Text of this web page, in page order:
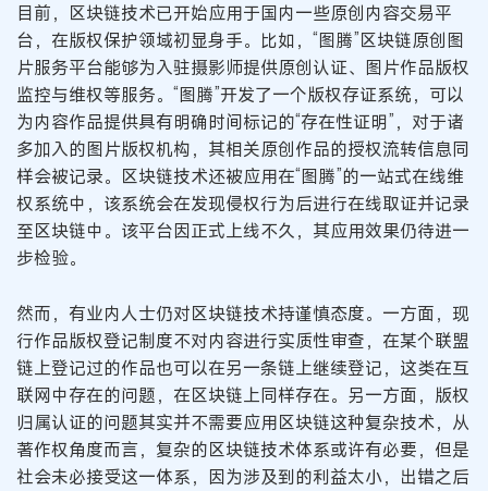
目前，区块链技术已开始应用于国内一些原创内容交易平
台，在版权保护领域初显身手。比如，“图腾”区块链原创图
片服务平台能够为入驻摄影师提供原创认证、图片作品版权
监控与维权等服务。“图腾”开发了一个版权存证系统，可以
为内容作品提供具有明确时间标记的“存在性证明”，对于诸
多加入的图片版权机构，其相关原创作品的授权流转信息同
样会被记录。区块链技术还被应用在“图腾”的一站式在线维
权系统中，该系统会在发现侵权行为后进行在线取证并记录
至区块链中。该平台因正式上线不久，其应用效果仍待进一
步检验。
然而，有业内人士仍对区块链技术持谨慎态度。一方面，现
行作品版权登记制度不对内容进行实质性审查，在某个联盟
链上登记过的作品也可以在另一条链上继续登记，这类在互
联网中存在的问题，在区块链上同样存在。另一方面，版权
归属认证的问题其实并不需要应用区块链这种复杂技术，从
著作权角度而言，复杂的区块链技术体系或许有必要，但是
社会未必接受这一体系，因为涉及到的利益太小，出错之后